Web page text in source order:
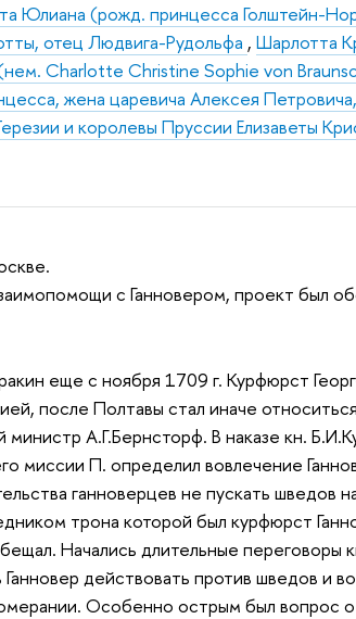
Юлиана (рожд. принцесса Голштейн-
отец Людвига-Рудольфа ,Шарлотта
Charlotte Christine Sophie von
жена царевича Алексея
и королевы Пруссии Елизаветы
с Ганновером, проект был
еще с ноября 1709 г. Курфюрст
после Полтавы стал иначе
А.Г.Бернсторф. В наказе кн.
миссии П. определил вовлечение
ганноверцев не пускать шведов
трона которой был курфюрст
Начались длительные переговоры
действовать против шведов и
Особенно острым был вопрос